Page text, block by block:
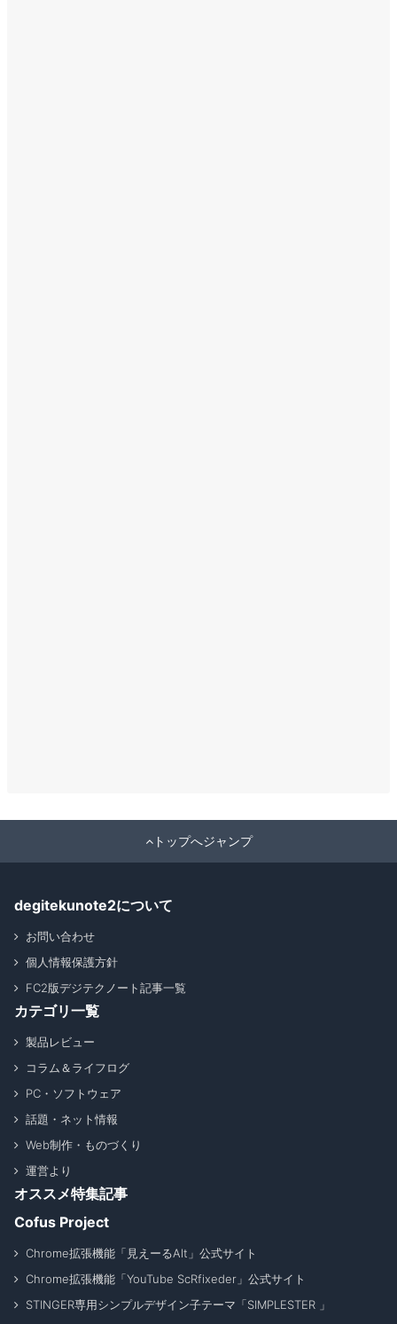
トップへジャンプ
degitekunote2について
お問い合わせ
個人情報保護方針
FC2版デジテクノート記事一覧
カテゴリ一覧
製品レビュー
コラム＆ライフログ
PC・ソフトウェア
話題・ネット情報
Web制作・ものづくり
運営より
オススメ特集記事
Cofus Project
Chrome拡張機能「見えーるAlt」公式サイト
Chrome拡張機能「YouTube ScRfixeder」公式サイト
STINGER専用シンプルデザイン子テーマ「SIMPLESTER 」